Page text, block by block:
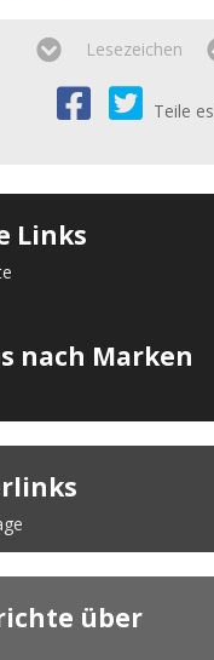
Lesezeichen
Teile
Links
nach Marken
über